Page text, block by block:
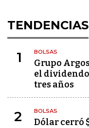
TENDENCIAS
1 BOLSAS
Grupo
el dividendo
tres años
2 BOLSAS
Dólar cerró